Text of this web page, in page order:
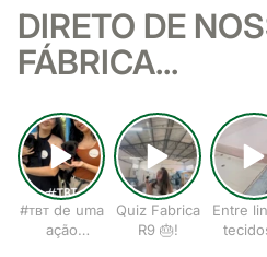
DIRETO DE
FÁBRICA...
#ᴛʙᴛ de uma
ação
Quiz Fabrica
R9 🎂!
Entre